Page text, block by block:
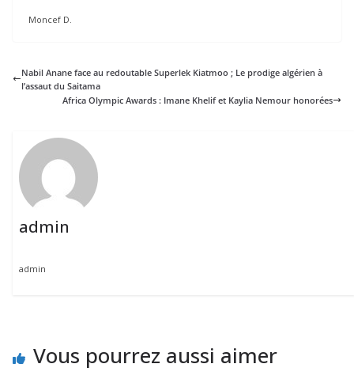
Moncef D.
Nabil Anane face au redoutable Superlek Kiatmoo ; Le prodige algérien à
l’assaut du Saitama
Africa Olympic Awards : Imane Khelif et Kaylia Nemour honorées
admin
admin
Vous pourrez aussi aimer